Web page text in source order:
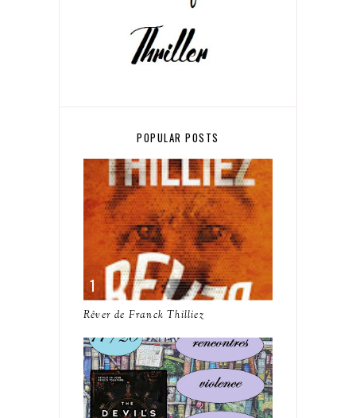
POPULAR POSTS
Rêver de Franck Thilliez